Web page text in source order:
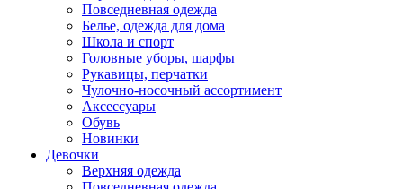
Повседневная одежда
Белье, одежда для дома
Школа и спорт
Головные уборы, шарфы
Рукавицы, перчатки
Чулочно-носочный ассортимент
Аксессуары
Обувь
Новинки
Девочки
Верхняя одежда